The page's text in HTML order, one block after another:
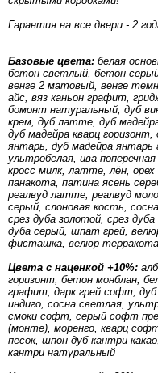
Гарантия на все двери - 2
Базовые цвета: белая
бетон светлый, бетон
венге 2 матовый, венге
айс, вяз каньон графит,
бомонт натуральный, дуб
крем, дуб латте, дуб
дуб мадейра кварц
янтарь, дуб мадейра янтарь
ультробелая, ива
кросс милк, латте, лён,
панакота, патина ясень
реалвуд латте, реалвуд
серый, слоновая кость,
срез дуба золотой, срез
дуба серый, шпат грей,
фисташка, велюр
Цвета с наценкой +10%:
горизонт, бетон монблан,
графит, дарк грей софт,
индиго, сосна светлая,
смоки софт, серый софт
(монте), моренго, кварц
песок, шпон дуб кантри
кантри натуральный